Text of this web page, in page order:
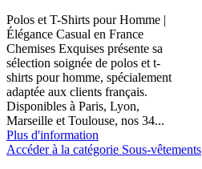
Polos et T-Shirts pour Homme |
Élégance Casual en France
Chemises Exquises présente sa
sélection soignée de polos et t-
shirts pour homme, spécialement
adaptée aux clients français.
Disponibles à Paris, Lyon,
Marseille et Toulouse, nos 34...
Plus d'information
Accéder à la catégorie Sous-vêtements